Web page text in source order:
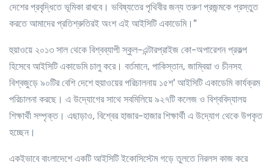
দেশের প্রবৃদ্ধিতে ভূমিকা রাখবে। ভবিষ্যতের পৃথিবীর জন্য তরুণ প্রজন্মকে প্রস্তুত
করতে আমাদের প্রতিশ্রুতিরই অংশ এই আইসিটি একাডেমি।"
হুয়াওয়ে ২০১৩ সাল থেকে বিশ্বব্যাপী স্কুল-এন্টারপ্রাইজ কো-অপারেশন প্রকল্প
হিসেবে আইসিটি একাডেমি চালু করে। বর্তমানে, পাকিস্তান, জাম্বিয়া ও চীনসহ
বিশ্বজুড়ে ৯০টির বেশি দেশে হুয়াওয়ের পরিচালনায় ১৫শ' আইসিটি একাডেমি কার্যক্রম
পরিচালনা করছে। এ উদ্যোগের সাথে সবমিলিয়ে ৯২৭টি কলেজ ও বিশ্ববিদ্যালয়
শিক্ষার্থী সম্পৃক্ত। এছাড়াও, বিশ্বের হাজার-হাজার শিক্ষার্থী এ উদ্যোগ থেকে উপকৃত
হচ্ছেন।
একইভাবে বাংলাদেশে একটি আইসিটি ইকোসিস্টেম গড়ে তুলতে নিরলস কাজ করে